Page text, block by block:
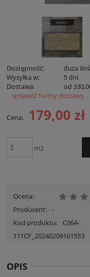
Dostępność:
duża
Wysyłka w:
5 dni
Dostawa:
od
Cena nie zawiera
sprawdź formy dostawy
Cena: 179,00 zł
m2
Ocena:
Producent: -
Kod produktu:
C064-
111CF_20240209161553
OPIS